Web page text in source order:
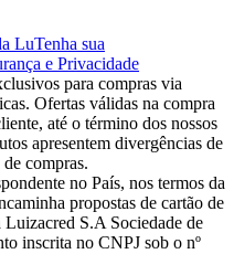
LuTenha sua
e Privacidade
para compras via
Ofertas válidas na compra
até o término dos nossos
apresentem divergências de
compras.
no País, nos termos da
propostas de cartão de
Luizacred S.A Sociedade de
inscrita no CNPJ sob o nº